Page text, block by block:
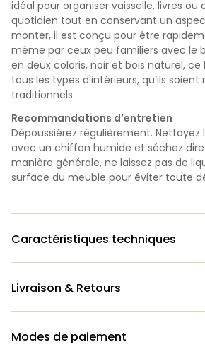
idéal pour organiser vaisselle, livres ou
quotidien tout en conservant un
monter, il est conçu pour être
même par ceux peu familiers avec le
en deux coloris, noir et bois naturel,
tous les types d'intérieurs, qu’ils
traditionnels.
Recommandations d’entretien
Dépoussiérez régulièrement. Nettoyez
avec un chiffon humide et séchez
manière générale, ne laissez pas de
surface du meuble pour éviter toute
Caractéristiques techniques
Livraison & Retours
Modes de paiement